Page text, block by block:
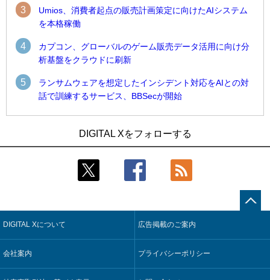
3
Umios、消費者起点の販売計画策定に向けたAIシステム
を本格稼働
4
カプコン、グローバルのゲーム販売データ活用に向け分
析基盤をクラウドに刷新
5
ランサムウェアを想定したインシデント対応をAIとの対
話で訓練するサービス、BBSecが開始
近大病院と中外製薬、治験参加者組み入れに電子カルテとAI
技術を使う抽出方法の研究開始
【COMPUTEX 2026：Arm編】チップ自社製造で鍵を握る台
5
製造業の現場の暗黙知を組織横断で活用するためのナレッジ
合基盤を本格稼働
鹿島建設、鋼管柱へのコンクリート充填時の異常を検出する
AIを遠隔監視システムに実装
製造業の現場の暗黙知を組織横断で活用するためのナレッジ
5
Umios、消費者起点の販売計画策定に向けたAIシステムを本格
DIGITAL Xをフォローする
DIGITAL Xについて 広告掲載のご案内
会社案内 プライバシーポリシー